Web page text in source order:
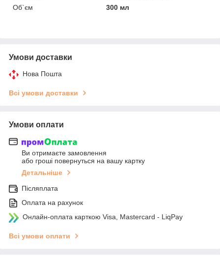
Об`єм
300 мл
Умови доставки
Нова Пошта
Всі умови доставки
Умови оплати
Ви отримаєте замовлення
або гроші повернуться на вашу картку
Детальніше
Післяплата
Оплата на рахунок
Онлайн-оплата карткою Visa, Mastercard - LiqPay
Всі умови оплати